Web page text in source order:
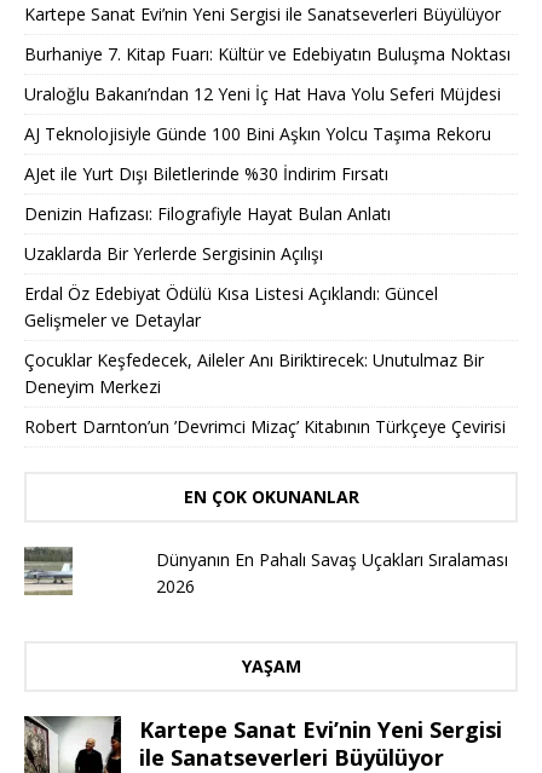
Kartepe Sanat Evi’nin Yeni Sergisi ile Sanatseverleri Büyülüyor
Burhaniye 7. Kitap Fuarı: Kültür ve Edebiyatın Buluşma Noktası
Uraloğlu Bakanı’ndan 12 Yeni İç Hat Hava Yolu Seferi Müjdesi
AJ Teknolojisiyle Günde 100 Bini Aşkın Yolcu Taşıma Rekoru
AJet ile Yurt Dışı Biletlerinde %30 İndirim Fırsatı
Denizin Hafızası: Filografiyle Hayat Bulan Anlatı
Uzaklarda Bir Yerlerde Sergisinin Açılışı
Erdal Öz Edebiyat Ödülü Kısa Listesi Açıklandı: Güncel
Gelişmeler ve Detaylar
Çocuklar Keşfedecek, Aileler Anı Biriktirecek: Unutulmaz Bir
Deneyim Merkezi
Robert Darnton’un ’Devrimci Mizaç’ Kitabının Türkçeye Çevirisi
EN ÇOK OKUNANLAR
Dünyanın En Pahalı Savaş Uçakları Sıralaması
2026
YAŞAM
Kartepe Sanat Evi’nin Yeni Sergisi
ile Sanatseverleri Büyülüyor